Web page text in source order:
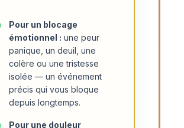
Pour un blocage
émotionnel : une peur
panique, un deuil, une
colère ou une tristesse
isolée — un événement
précis qui vous bloque
depuis longtemps.
Pour une douleur